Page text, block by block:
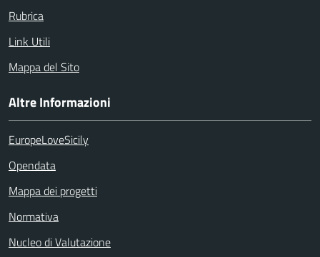
Rubrica
Link Utili
Mappa del Sito
Altre Informazioni
EuropeLoveSicily
Opendata
Mappa dei progetti
Normativa
Nucleo di Valutazione